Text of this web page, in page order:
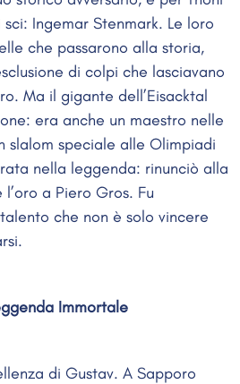
Ingemar Stenmark. Le loro
che passarono alla storia,
di colpi che lasciavano
Ma il gigante dell’Eisacktal
era anche un maestro nelle
slalom speciale alle Olimpiadi
nella leggenda: rinunciò alla
a Piero Gros. Fu
che non è solo vincere
Immortale
di Gustav. A Sapporo